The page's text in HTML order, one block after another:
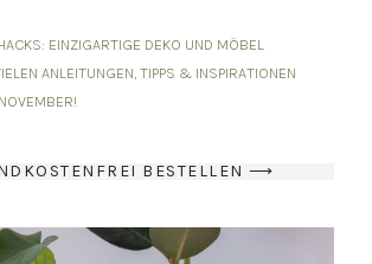
EINZIGARTIGE DEKO UND MÖBEL
ANLEITUNGEN, TIPPS & INSPIRATIONEN
BESTELLEN ⟶